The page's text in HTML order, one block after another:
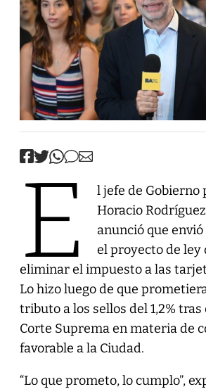
E
l jefe de Gobierno
Horacio
anunció que
el proyecto de ley
eliminar el impuesto a las
Lo hizo luego de que
tributo a los sellos del 1,2% tras
Corte Suprema en materia de
favorable a la Ciudad.
“Lo que prometo, lo cumplo”,